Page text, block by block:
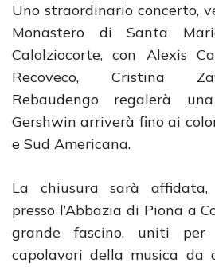
Uno straordinario concerto,
Monastero di Santa
Calolziocorte, con Alexis
Recoveco, Cristina
Rebaudengo regalerà
Gershwin arriverà fino ai
e Sud Americana.
La chiusura sarà
presso l’Abbazia di Piona a
grande fascino, uniti
capolavori della musica da